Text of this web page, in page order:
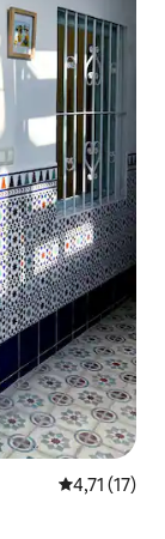
Gemiddelde
4,71 (17)